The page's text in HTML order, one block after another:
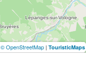
© OpenStreetMap | TouristicMaps